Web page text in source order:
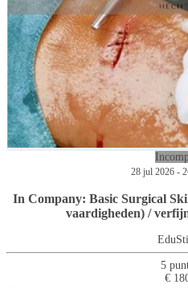
28 jul 2026 -
In Company: Basic Surgical
vaardigheden) /
5
€